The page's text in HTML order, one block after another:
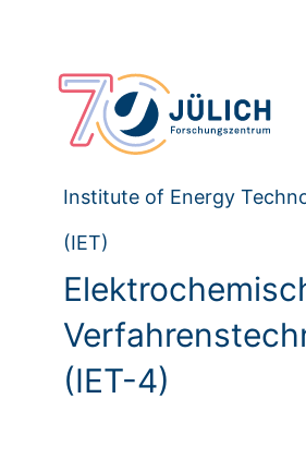
Institute of Energy
(IET)
(IET-4)